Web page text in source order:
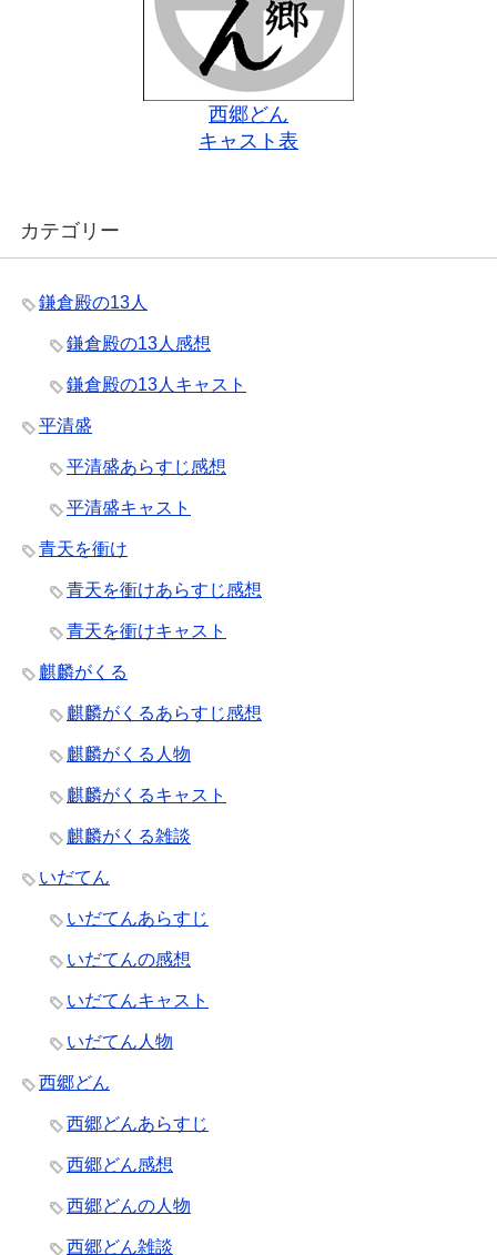
西郷どん
キャスト表
カテゴリー
鎌倉殿の13人
鎌倉殿の13人感想
鎌倉殿の13人キャスト
平清盛
平清盛あらすじ感想
平清盛キャスト
青天を衝け
青天を衝けあらすじ感想
青天を衝けキャスト
麒麟がくる
麒麟がくるあらすじ感想
麒麟がくる人物
麒麟がくるキャスト
麒麟がくる雑談
いだてん
いだてんあらすじ
いだてんの感想
いだてんキャスト
いだてん人物
西郷どん
西郷どんあらすじ
西郷どん感想
西郷どんの人物
西郷どん雑談